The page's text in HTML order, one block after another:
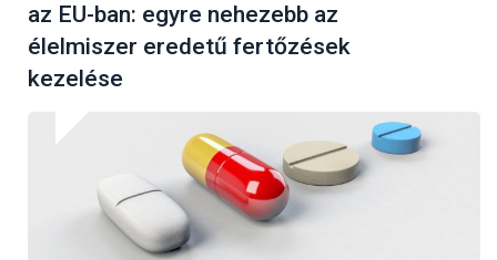
az EU-ban: egyre nehezebb az
élelmiszer eredetű fertőzések
kezelése